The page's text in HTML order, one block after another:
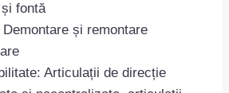
fontă
și remontare
Articulații de direcție